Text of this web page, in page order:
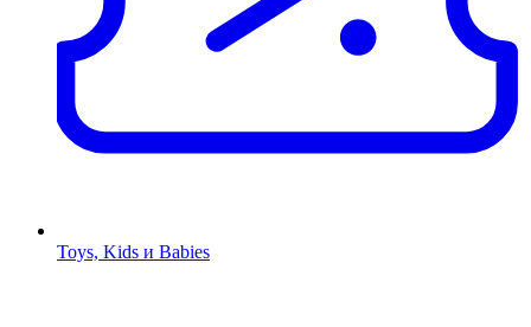
Toys, Kids и Babies